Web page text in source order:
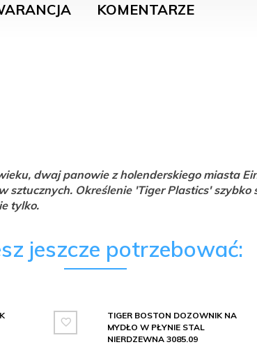
KOMENTARZE
dwaj panowie z holenderskiego miasta
Określenie 'Tiger Plastics' szybko
tylko.
jeszcze potrzebować:
TIGER BOSTON DOZOWNIK NA
MYDŁO W PŁYNIE STAL
NIERDZEWNA 3085.09